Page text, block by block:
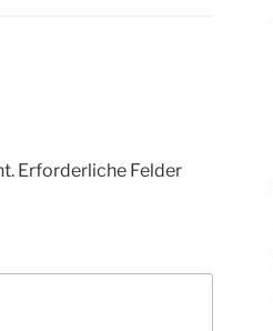
Erforderliche Felder